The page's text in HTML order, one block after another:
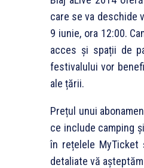
care se va deschide
9 iunie, ora 12:00.
acces și spații de
festivalului vor
ale țării.
Prețul unui
ce include camping
în rețelele MyTicket
detaliate vă